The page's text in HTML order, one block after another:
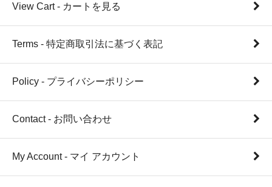
View Cart - カートを見る
Terms - 特定商取引法に基づく表記
Policy - プライバシーポリシー
Contact - お問い合わせ
My Account - マイ アカウント